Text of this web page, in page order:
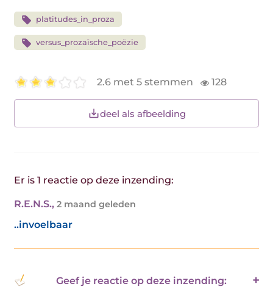
platitudes_in_proza
versus_prozaïsche_poëzie
2.6 met 5 stemmen 128
deel als afbeelding
Er is 1 reactie op deze inzending:
R.E.N.S., 2 maand geleden
..invoelbaar
Geef je reactie op deze inzending: